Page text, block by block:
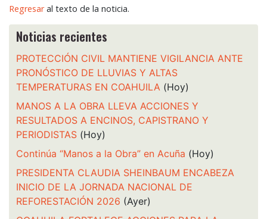
Regresaral texto de la noticia.
Noticias recientes
PROTECCIÓN CIVIL MANTIENE VIGILANCIA ANTE
PRONÓSTICO DE LLUVIAS Y ALTAS
TEMPERATURAS EN COAHUILA (Hoy)
MANOS A LA OBRA LLEVA ACCIONES Y
RESULTADOS A ENCINOS, CAPISTRANO Y
PERIODISTAS (Hoy)
Continúa “Manos a la Obra” en Acuña (Hoy)
PRESIDENTA CLAUDIA SHEINBAUM ENCABEZA
INICIO DE LA JORNADA NACIONAL DE
REFORESTACIÓN 2026 (Ayer)